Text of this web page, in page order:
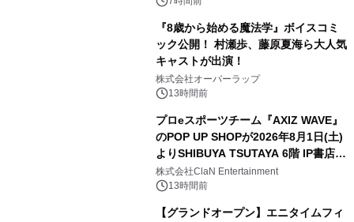
『8歳から始める魔法学』ボイスコミ
ック公開！ 村瀬歩、藤原夏海ら大人気
キャストが出演！
株式会社オーバーラップ
13時間前
プロeスポーツチーム『AXIZ WAVE』
のPOP UP SHOPが2026年8月1日(土)
よりSHIBUYA TSUTAYA 6階 IP書店で
開催決定！！
株式会社ClaN Entertainment
13時間前
【グランドオープン】エニタイムフィ